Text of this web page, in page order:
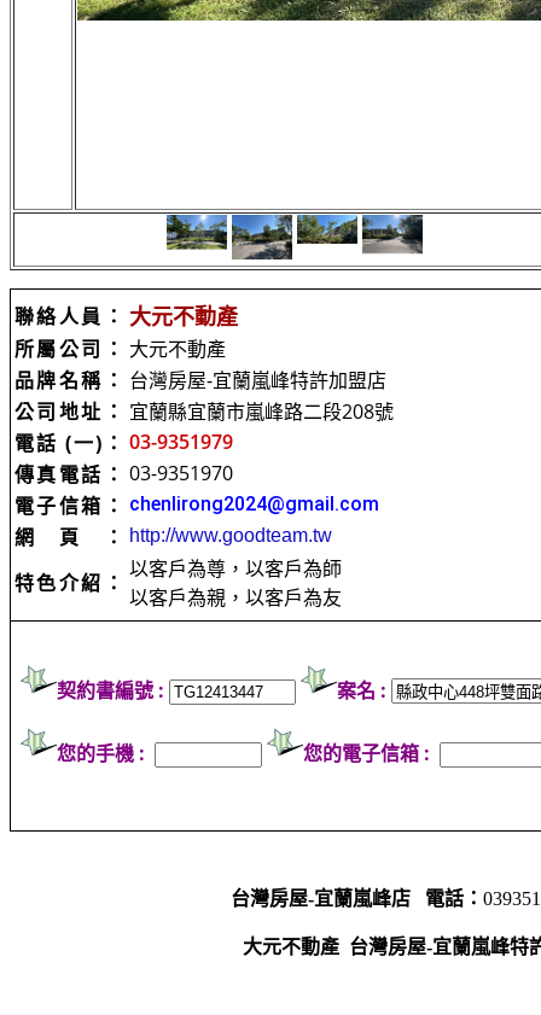
聯絡人員： 大元不動產
所屬公司： 大元不動產
品牌名稱： 台灣房屋-宜蘭嵐峰特許加盟店
公司地址： 宜蘭縣宜蘭市嵐峰路二段208號
電話 (一)： 03-9351979
傳真電話： 03-9351970
電子信箱：
chenlirong2024@gmail.com
網頁： http://www.goodteam.tw
特色介紹：
以客戶為尊，以客戶為師
以客戶為親，以客戶為友
契約書編號 : 案名 :
您的手機 : 您的電子信箱 :
台灣房屋-宜蘭嵐峰店 電話：
大元不動產 台灣房屋-宜蘭嵐峰特